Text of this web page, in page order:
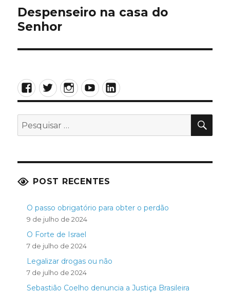
Próximo
post:
Despenseiro na casa do
Senhor
Facebook
TwitterInstagram
YouTubeLinkedIn
Pesquisar
POST RECENTES
O passo obrigatório para obter o perdão
9 de julho de 2024
O Forte de Israel
7 de julho de 2024
Legalizar drogas ou não
7 de julho de 2024
Sebastião Coelho denuncia a Justiça Brasileira